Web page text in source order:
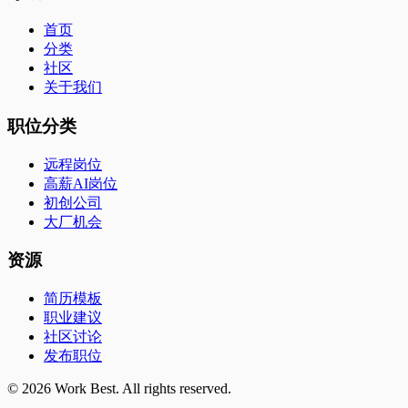
首页
分类
社区
关于我们
职位分类
远程岗位
高薪AI岗位
初创公司
大厂机会
资源
简历模板
职业建议
社区讨论
发布职位
© 2026 Work Best. All rights reserved.